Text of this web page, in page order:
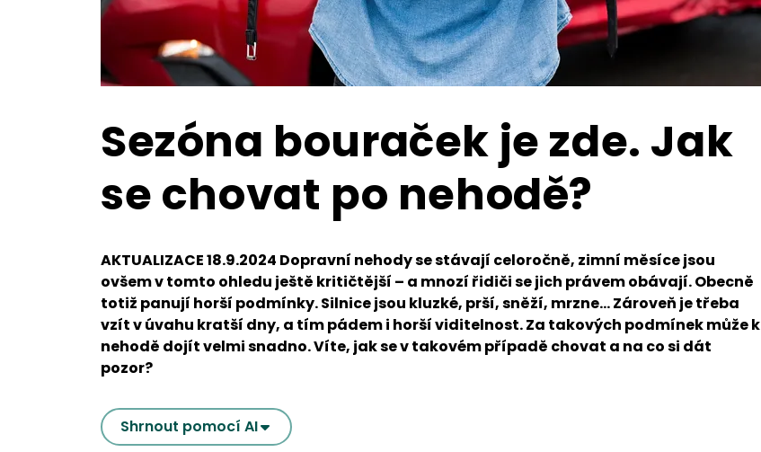
Sezóna bouraček je zde. Jak
se chovat po nehodě?
AKTUALIZACE 18.9.2024 Dopravní nehody se stávají celoročně, zimní měsíce jsou
ovšem v tomto ohledu ještě kritičtější – a mnozí řidiči se jich právem obávají. Obecně
totiž panují horší podmínky. Silnice jsou kluzké, prší, sněží, mrzne… Zároveň je třeba
vzít v úvahu kratší dny, a tím pádem i horší viditelnost. Za takových podmínek může k
nehodě dojít velmi snadno. Víte, jak se v takovém případě chovat a na co si dát
pozor?
Shrnout pomocí AI